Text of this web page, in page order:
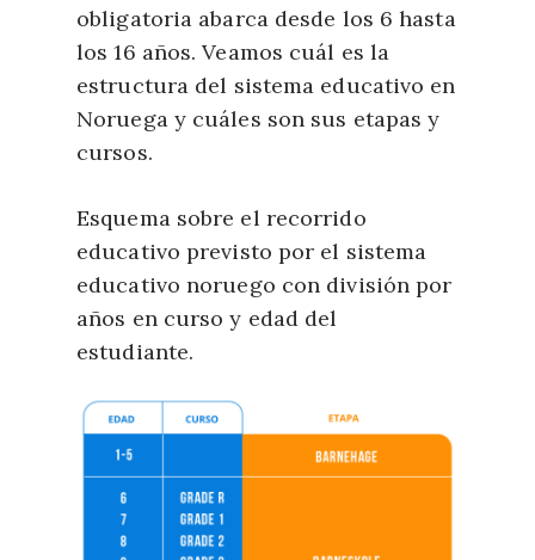
obligatoria abarca desde los 6 hasta
los 16 años. Veamos cuál es la
estructura del sistema educativo en
Noruega y cuáles son sus etapas y
cursos.
Esquema sobre el recorrido
educativo previsto por el sistema
educativo noruego con división por
años en curso y edad del
estudiante.